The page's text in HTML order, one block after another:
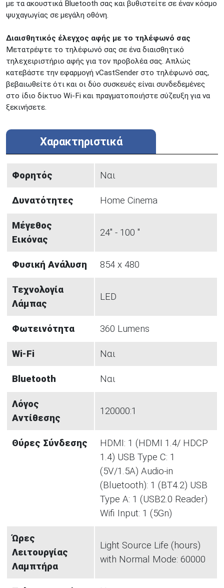
με τα ακουστικά Bluetooth σας και βυθιστείτε σε έναν κόσμο
ψυχαγωγίας σε μεγάλη οθόνη.​​
Διαισθητικός έλεγχος αφής με το τηλέφωνό σας
Μετατρέψτε το τηλέφωνό σας σε ένα διαισθητικό
τηλεχειριστήριο αφής για τον προβολέα σας. Απλώς
κατεβάστε την εφαρμογή vCastSender στο τηλέφωνό σας,
βεβαιωθείτε ότι και οι δύο συσκευές είναι συνδεδεμένες
στο ίδιο δίκτυο Wi-Fi και πραγματοποιήστε σύζευξη για να
ξεκινήσετε.​​
Χαρακτηριστικά
Φορητός Ναι
Δυνατότητες Home Cinema
Μέγεθος
Εικόνας
24" - 100 "
Φυσική Ανάλυση 854 x 480
Τεχνολογία
Λάμπας
LED
Φωτεινότητα 360 Lumens
Wi-Fi Nαι
Bluetooth Ναι
Λόγος
Αντίθεσης
120000:1
Θύρες Σύνδεσης
HDMI: 1 (HDMI 1.4/ HDCP
1.4) USB Type C: 1
(5V/1.5A) Audio-in
(Bluetooth): 1 (BT4.2) USB
Type A: 1 (USB2.0 Reader)
Wifi Input: 1 (5Gn)
Ώρες
Λειτουργίας
Λαμπτήρα
Light Source Life (hours)
with Normal Mode: 60000